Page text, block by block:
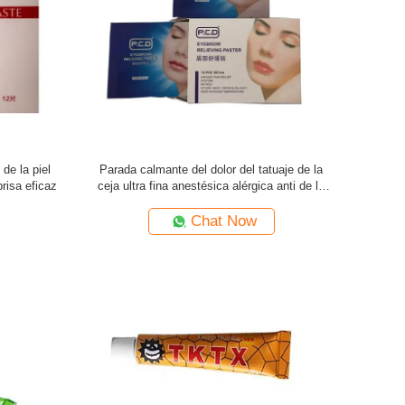
la piel
eficaz
Parada calmante del dolor del tatuaje de la
ceja ultra fina anestésica alérgica anti de la
Chat Now